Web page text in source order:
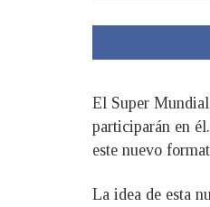
El Super
participarán en
este nuevo
La idea de esta